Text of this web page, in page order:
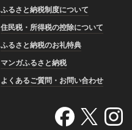
ふるさと納税制度について
住民税・所得税の控除について
ふるさと納税のお礼特典
マンガふるさと納税
よくあるご質問・お問い合わせ